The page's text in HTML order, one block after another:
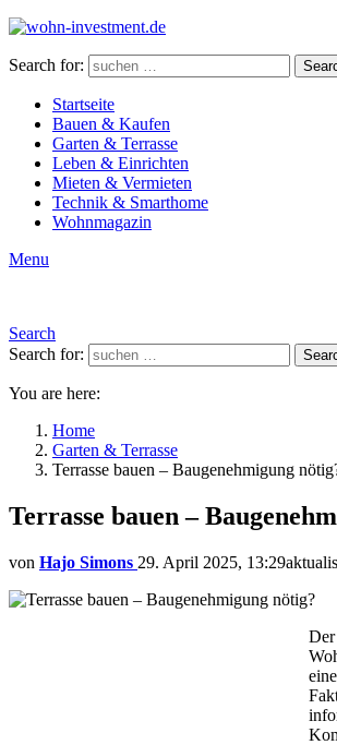
Search for:
Startseite
Bauen & Kaufen
Garten & Terrasse
Leben & Einrichten
Mieten & Vermieten
Technik & Smarthome
Wohnmagazin
Menu
Search
Search for:
You are here:
Home
Garten & Terrasse
Terrasse bauen – Baugenehmigung
Terrasse bauen –
von Hajo Simons 29. April 2025, 13:29
Der